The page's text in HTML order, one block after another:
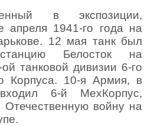
в экспозиции,
апреля 1941-го года на
12 мая танк был
Белосток на
танковой дивизии 6-го
Корпуса. 10-я Армия, в
6-й МехКорпус,
Отечественную войну на